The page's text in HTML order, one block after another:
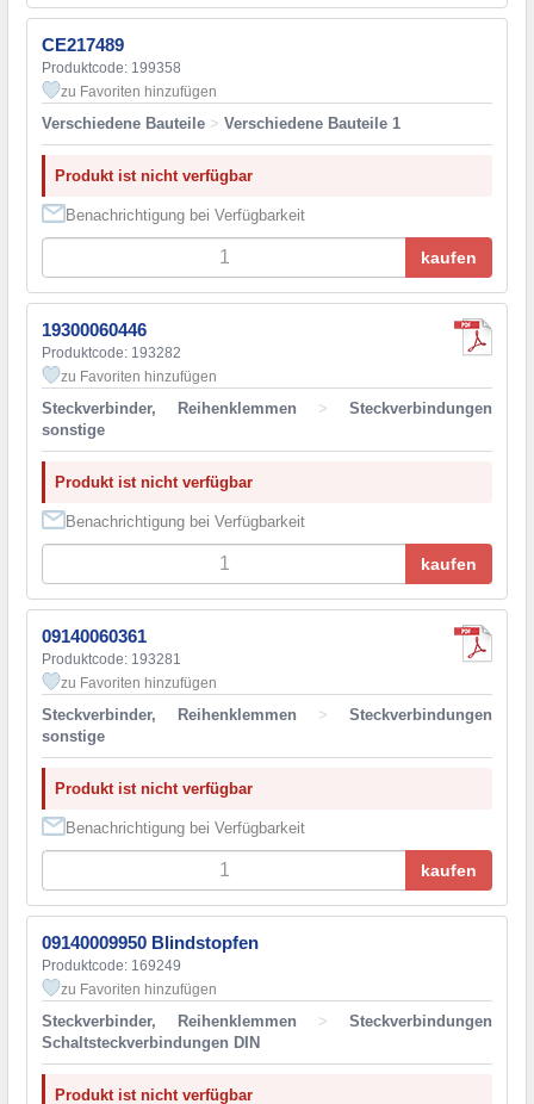
CE217489
Produktcode: 199358
zu Favoriten hinzufügen
Verschiedene Bauteile > Verschiedene Bauteile 1
Produkt ist nicht verfügbar
Benachrichtigung bei Verfügbarkeit
kaufen
19300060446
Produktcode: 193282
zu Favoriten hinzufügen
Steckverbinder, Reihenklemmen >
Steckverbindungen
sonstige
Produkt ist nicht verfügbar
Benachrichtigung bei Verfügbarkeit
kaufen
09140060361
Produktcode: 193281
zu Favoriten hinzufügen
Steckverbinder, Reihenklemmen >
Steckverbindungen
sonstige
Produkt ist nicht verfügbar
Benachrichtigung bei Verfügbarkeit
kaufen
09140009950 Blindstopfen
Produktcode: 169249
zu Favoriten hinzufügen
Steckverbinder, Reihenklemmen >
Steckverbindungen
Schaltsteckverbindungen DIN
Produkt ist nicht verfügbar